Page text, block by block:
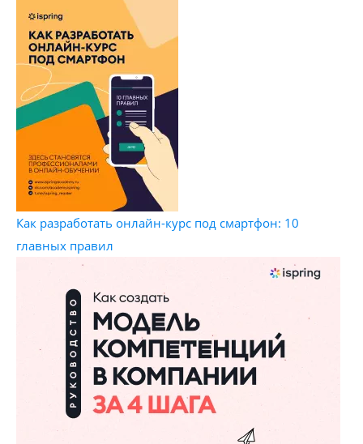
Как разработать онлайн-курс под смартфон: 10
главных правил